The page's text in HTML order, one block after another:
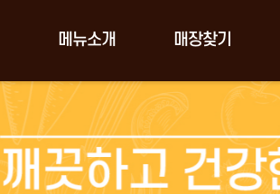
메뉴소개 매장찾기